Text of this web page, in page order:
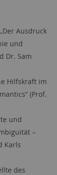
Ausdruck
und
Dr. Sam
Hilfskraft im
(Prof.
und
–
Karls
des